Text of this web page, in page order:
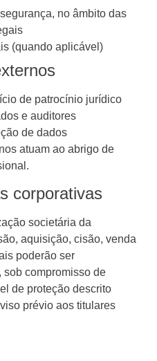
no âmbito das
(quando aplicável)
de patrocínio jurídico
e auditores
de dados
atuam ao abrigo de
corporativas
societária da
aquisição, cisão, venda
poderão ser
sob compromisso de
de proteção descrito
prévio aos titulares